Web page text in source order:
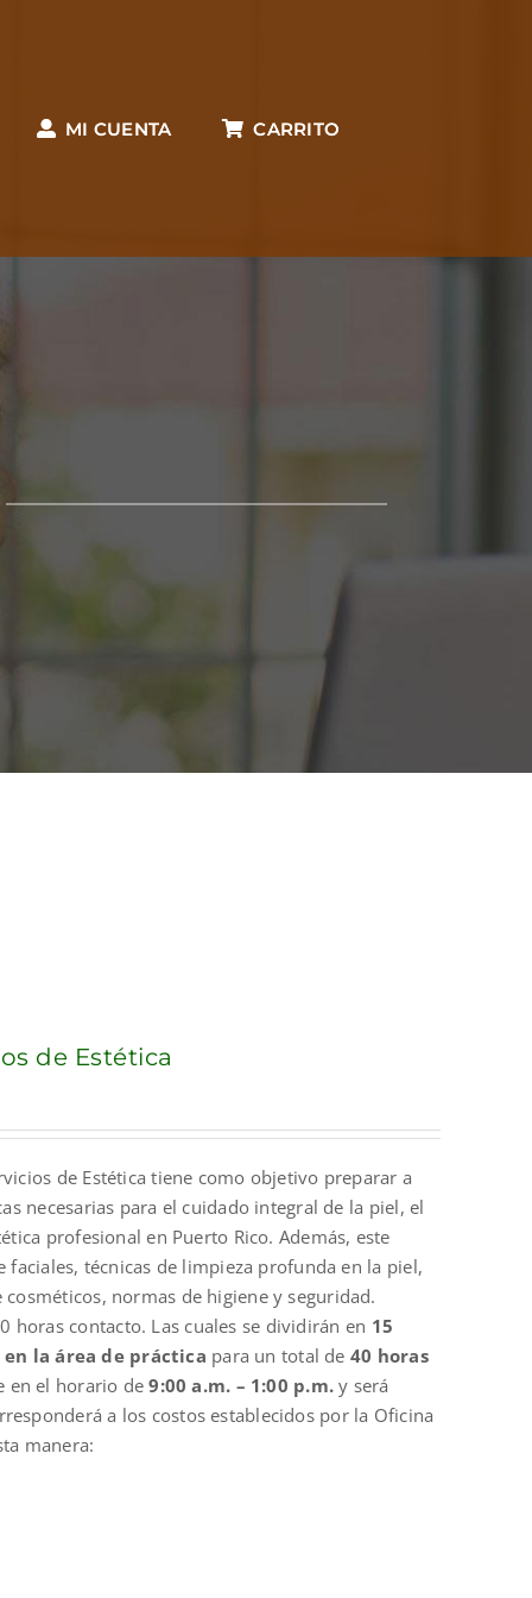
MI CUENTA CARRITO
de Estética
de Estética tiene como objetivo preparar a
necesarias para el cuidado integral de la piel, el
profesional en Puerto Rico. Además, este
técnicas de limpieza profunda en la piel,
normas de higiene y seguridad.
horas contacto. Las cuales se dividirán en 15
en la área de práctica para un total de 40 horas
en el horario de9:00 a.m. – 1:00 p.m. y será
a los costos establecidos por la Oficina
manera: